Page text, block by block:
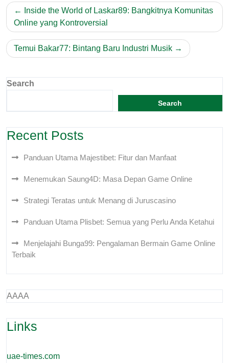
Post
navigation
Inside the World of Laskar89: Bangkitnya Komunitas
Online yang Kontroversial
Temui Bakar77: Bintang Baru Industri Musik
Search
Search
Recent Posts
Panduan Utama Majestibet: Fitur dan Manfaat
Menemukan Saung4D: Masa Depan Game Online
Strategi Teratas untuk Menang di Juruscasino
Panduan Utama Plisbet: Semua yang Perlu Anda Ketahui
Menjelajahi Bunga99: Pengalaman Bermain Game Online
Terbaik
AAAA
Links
uae-times.com